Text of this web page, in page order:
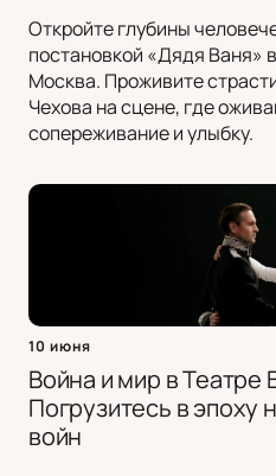
Откройте глубины
постановкой «Дядя Ваня»
Москва. Проживите
Чехова на сцене, где
сопереживание и улыбку.
10 июня
Война и мир в Театре
Погрузитесь в эпоху
войн